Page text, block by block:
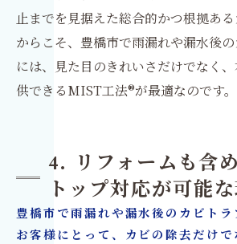
止までを見据えた総合的かつ根拠あ
からこそ、豊橋市で雨漏れや漏水後
には、見た目のきれいさだけでなく
供できるMIST工法®が最適なのです。
4. リフォームも含
トップ対応が可能
豊橋市で雨漏れや漏水後のカビトラ
お客様にとって、カビの除去だけ